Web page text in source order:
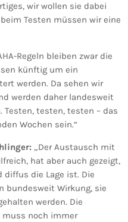
wir wollen sie dabei
Testen müssen wir eine
Regeln bleiben zwar die
künftig um ein
werden. Da sehen wir
werden daher landesweit
testen, testen – das
Wochen sein.“
„Der Austausch mit
hat aber auch gezeigt,
die Lage ist. Die
bundesweit Wirkung, sie
werden. Die
muss noch immer